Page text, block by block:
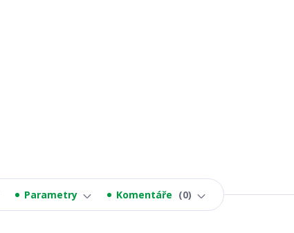
Parametry Komentáře 0